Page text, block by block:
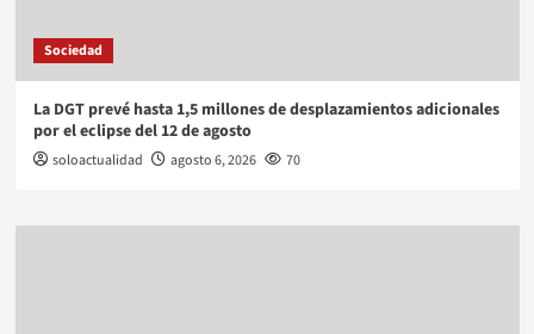
Sociedad
La DGT prevé hasta 1,5 millones de desplazamientos adicionales
por el eclipse del 12 de agosto
soloactualidad agosto 6, 2026 70